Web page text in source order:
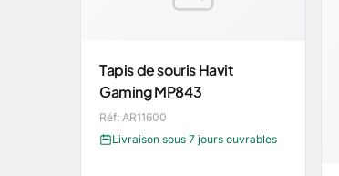
Tapis de souris Havit
Gaming MP843
Réf: AR11600
Livraison sous 7 jours ouvrables